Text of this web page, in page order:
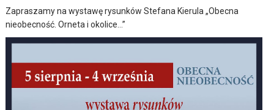
Zapraszamy na wystawę rysunków Stefana Kierula „Obecna
nieobecność. Orneta i okolice…”